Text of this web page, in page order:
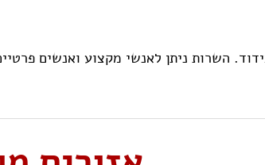
השרות ניתן לאנשי מקצוע ואנשים